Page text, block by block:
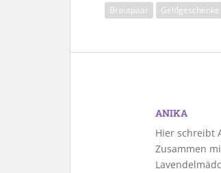
Brautpaar Geldgeschenke
ANIKA
Hier schreibt
Zusammen